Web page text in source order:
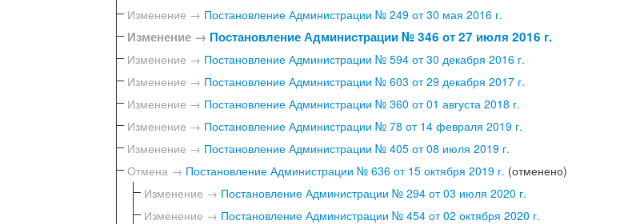
Изменение → Постановление Администрации № 249 от 30 мая 2016 г.
Изменение → Постановление Администрации № 346 от 27 июля 2016 г.
Изменение → Постановление Администрации № 594 от 30 декабря 2016 г.
Изменение → Постановление Администрации № 603 от 29 декабря 2017 г.
Изменение → Постановление Администрации № 360 от 01 августа 2018 г.
Изменение → Постановление Администрации № 78 от 14 февраля 2019 г.
Изменение → Постановление Администрации № 405 от 08 июля 2019 г.
Отмена → Постановление Администрации № 636 от 15 октября 2019 г. (отменено)
Изменение → Постановление Администрации № 294 от 03 июля 2020 г.
Изменение → Постановление Администрации № 454 от 02 октября 2020 г.